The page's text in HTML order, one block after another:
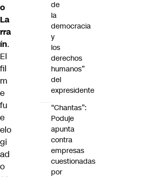
o
La
rra
ín.
El
fil
m
e
fu
e
elo
gi
ad
o
de
la
democracia
y
los
derechos
humanos”
del
expresidente
“Chantas”:
Poduje
apunta
contra
empresas
cuestionadas
por